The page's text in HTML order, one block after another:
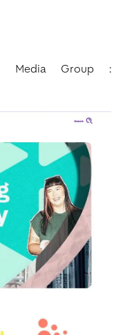
Media Group :